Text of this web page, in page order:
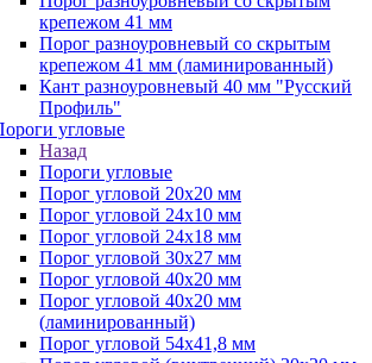
крепежом 41 мм
Порог разноуровневый со скрытым
крепежом 41 мм (ламинированный)
Кант разноуровневый 40 мм "Русский
Профиль"
угловые
Назад
Пороги угловые
Порог угловой 20х20 мм
Порог угловой 24х10 мм
Порог угловой 24х18 мм
Порог угловой 30х27 мм
Порог угловой 40х20 мм
Порог угловой 40х20 мм
(ламинированный)
Порог угловой 54х41,8 мм